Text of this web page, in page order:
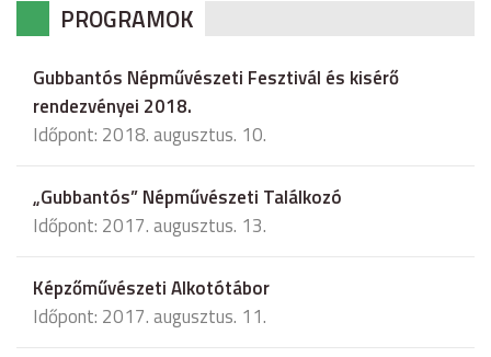
PROGRAMOK
Gubbantós Népművészeti Fesztivál és kisérő
rendezvényei 2018.
Időpont: 2018. augusztus. 10.
„Gubbantós” Népművészeti Találkozó
Időpont: 2017. augusztus. 13.
Képzőművészeti Alkotótábor
Időpont: 2017. augusztus. 11.